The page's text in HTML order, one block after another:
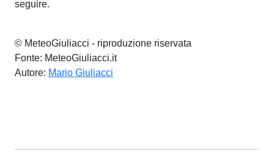
seguire.
© MeteoGiuliacci - riproduzione riservata
Fonte: MeteoGiuliacci.it
Autore: Mario Giuliacci